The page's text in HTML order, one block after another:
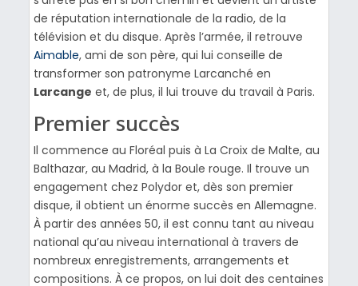
de réputation internationale de la radio, de la
télévision et du disque. Après l’armée, il retrouve
Aimable, ami de son père, qui lui conseille de
transformer son patronyme Larcanché en
Larcange et, de plus, il lui trouve du travail à Paris.
Premier succès
Il commence au Floréal puis à La Croix de Malte, au
Balthazar, au Madrid, à la Boule rouge. Il trouve un
engagement chez Polydor et, dès son premier
disque, il obtient un énorme succès en Allemagne.
À partir des années 50, il est connu tant au niveau
national qu’au niveau international à travers de
nombreux enregistrements, arrangements et
compositions. À ce propos, on lui doit des centaines